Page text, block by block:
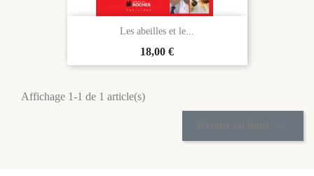
Les abeilles et le...
Prix
18,00 €
Affichage 1-1 de 1 article(s)